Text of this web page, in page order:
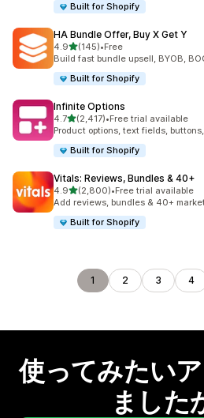
Built for Shopify
HA Bundle Offer, Buy X Get Y
4.95つ星中
(145)
合計レビュー数：145件
•Free
Build fast bundle upsell, BYOB,
Built for Shopify
Infinite Options
4.75つ星中
(2,417)
合計レビュー数：2417件
•Free trial available
Product options, text fields,
Built for Shopify
Vitals: Reviews, Bundles & 40+
4.95つ星中
(2,800)
合計レビュー数：2800件
•Free trial available
Add reviews, bundles & 40+
Built for Shopify
1 2 3 4
使ってみたい
ました